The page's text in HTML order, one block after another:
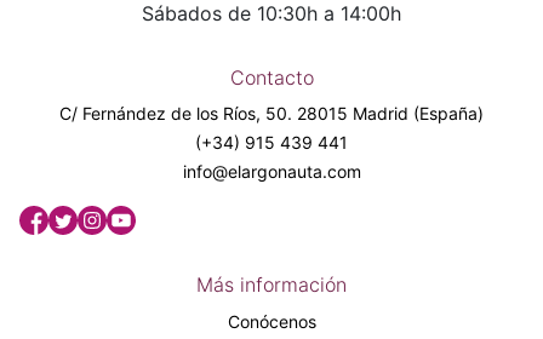
Sábados de 10:30h a 14:00h
Contacto
C/ Fernández de los Ríos, 50. 28015 Madrid (España)
(+34) 915 439 441
info@elargonauta.com
Más información
Conócenos